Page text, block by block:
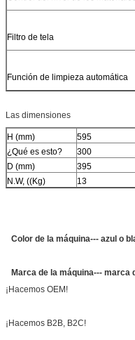
Filtro de tela
Función de limpieza automática
Las dimensiones
H (mm)
595
¿Qué es esto?
300
D (mm)
395
N.W, ((Kg)
13
Color de la máquina--- azul o
Marca de la máquina--- marca
¡Hacemos OEM!
¡Hacemos B2B, B2C!